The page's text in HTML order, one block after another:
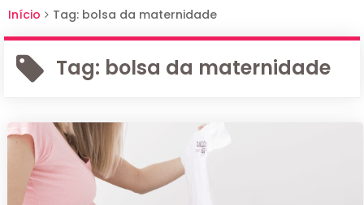
Início Tag: bolsa da maternidade
Tag: bolsa da maternidade